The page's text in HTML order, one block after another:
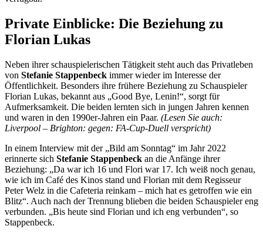
Private Einblicke: Die Beziehung zu
Florian Lukas
Neben ihrer schauspielerischen Tätigkeit steht auch das Privatleben
von Stefanie Stappenbeck immer wieder im Interesse der
Öffentlichkeit. Besonders ihre frühere Beziehung zu Schauspieler
Florian Lukas, bekannt aus „Good Bye, Lenin!“, sorgt für
Aufmerksamkeit. Die beiden lernten sich in jungen Jahren kennen
und waren in den 1990er-Jahren ein Paar. (Lesen Sie auch:
Liverpool – Brighton: gegen: FA-Cup-Duell verspricht)
In einem Interview mit der „Bild am Sonntag“ im Jahr 2022
erinnerte sich Stefanie Stappenbeck an die Anfänge ihrer
Beziehung: „Da war ich 16 und Flori war 17. Ich weiß noch genau,
wie ich im Café des Kinos stand und Florian mit dem Regisseur
Peter Welz in die Cafeteria reinkam – mich hat es getroffen wie ein
Blitz“. Auch nach der Trennung blieben die beiden Schauspieler eng
verbunden. „Bis heute sind Florian und ich eng verbunden“, so
Stappenbeck.